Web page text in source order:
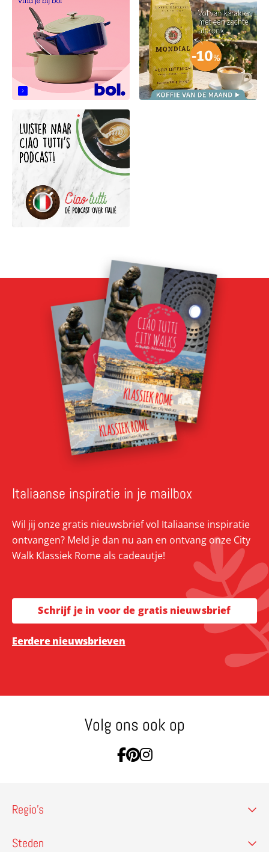
Italiaanse inspiratie in je mailbox
Wil jij onze gratis nieuwsbrief vol Italiaanse inspiratie
ontvangen? Meld je dan nu aan en ontvang onze City
Walk Klassiek Rome als cadeautje!
Schrijf je in voor de gratis nieuwsbrief
Eerdere nieuwsbrieven
Volg ons ook op
Ga naar Facebook
Ga naar Pinterest
Ga naar Instagram
Regio’s
Steden